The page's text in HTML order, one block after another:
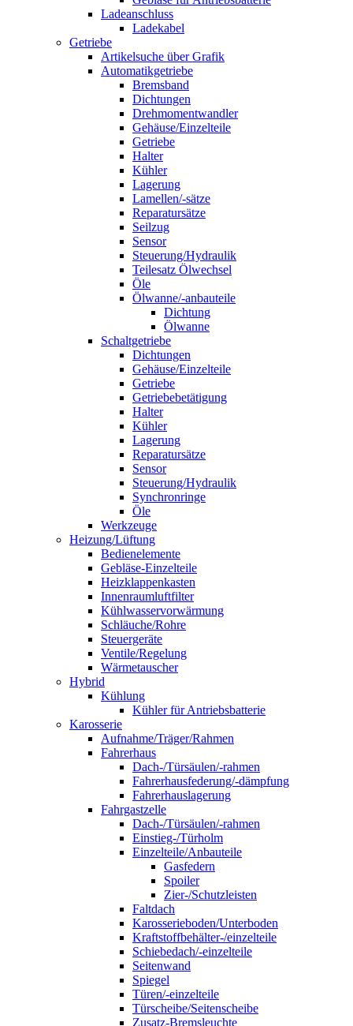
Ladeanschluss
Ladekabel
Getriebe
Artikelsuche über Grafik
Automatikgetriebe
Bremsband
Dichtungen
Drehmomentwandler
Gehäuse/Einzelteile
Getriebe
Halter
Kühler
Lagerung
Lamellen/-sätze
Reparatursätze
Seilzug
Sensor
Steuerung/Hydraulik
Teilesatz Ölwechsel
Öle
Ölwanne/-anbauteile
Dichtung
Ölwanne
Schaltgetriebe
Dichtungen
Gehäuse/Einzelteile
Getriebe
Getriebebetätigung
Halter
Kühler
Lagerung
Reparatursätze
Sensor
Steuerung/Hydraulik
Synchronringe
Öle
Werkzeuge
Heizung/Lüftung
Bedienelemente
Gebläse-Einzelteile
Heizklappenkasten
Innenraumluftfilter
Kühlwasservorwärmung
Schläuche/Rohre
Steuergeräte
Ventile/Regelung
Wärmetauscher
Hybrid
Kühlung
Kühler für Antriebsbatterie
Karosserie
Aufnahme/Träger/Rahmen
Fahrerhaus
Dach-/Türsäulen/-rahmen
Fahrerhausfederung/-dämpfung
Fahrerhauslagerung
Fahrgastzelle
Dach-/Türsäulen/-rahmen
Einstieg-/Türholm
Einzelteile/Anbauteile
Gasfedern
Spoiler
Zier-/Schutzleisten
Faltdach
Karosserieboden/Unterboden
Kraftstoffbehälter-/einzelteile
Schiebedach/-einzelteile
Seitenwand
Spiegel
Türen/-einzelteile
Türscheibe/Seitenscheibe
Zusatz-Bremsleuchte